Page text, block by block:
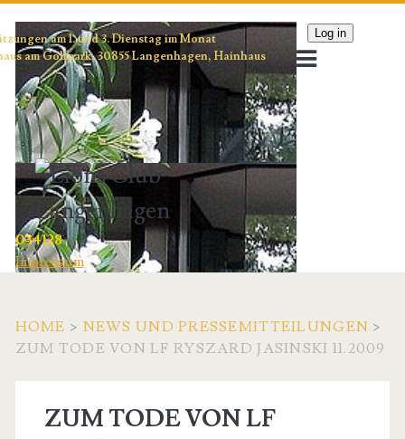
am 1. und 3. Dienstag im Monat
am Golfpark, 30855 Langenhagen, Hainhaus
034128
Impressum
Log in
HOME > NEWS UND PRESSEMITTEILUNGEN >
ZUM TODE VON LF RYSZARD JASINSKI 11.2009
Kategorie:
ZUM TODE VON LF